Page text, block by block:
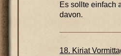
Es sollte einfach
davon.
18. Kiriat